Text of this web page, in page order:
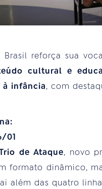
Brasil reforça sua
cultural e
à infância, com
01
de Ataque, novo
formato dinâmico,
além das quatro